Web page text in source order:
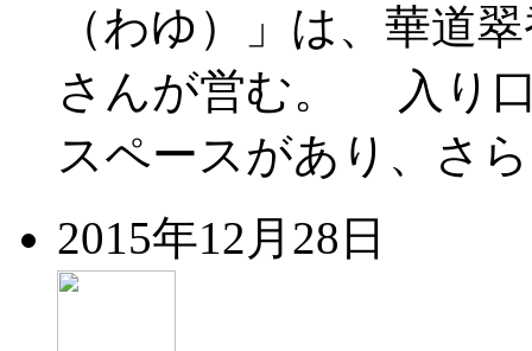
（わゆ）」は、華道
さんが営む。 入り
スペースがあり、さ
2015年12月28日